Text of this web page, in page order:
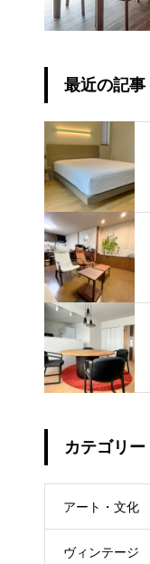
最近の記事
カテゴリー
アート・文化
ヴィンテージ